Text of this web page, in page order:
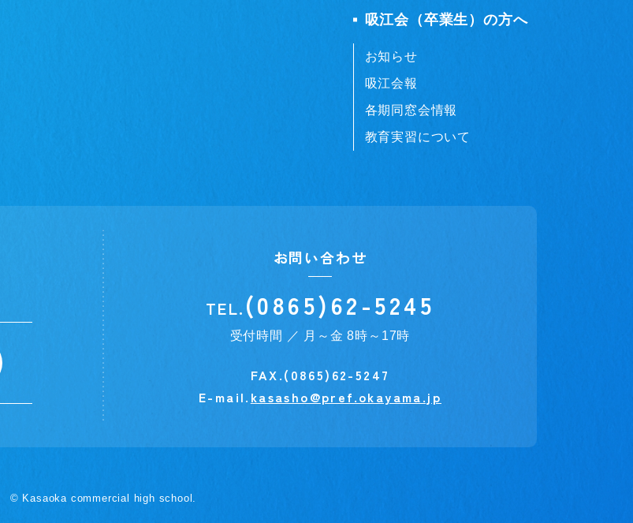
吸江会（卒業生）の方へ
お知らせ
吸江会報
各期同窓会情報
教育実習について
お問い合わせ
TEL. (0865)62-5245
受付時間 ／ 月～金 8時～17時
FAX.(0865)62-5247
E-mail. kasasho@pref.okayama.jp
© Kasaoka commercial high school.